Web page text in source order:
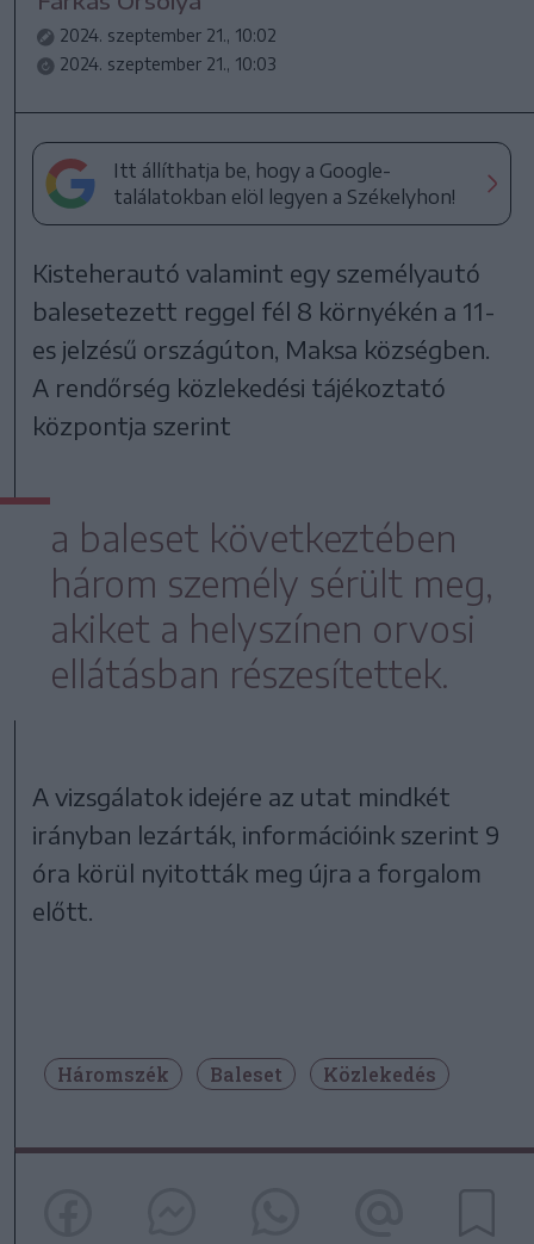
2024. szeptember 21., 10:02
2024. szeptember 21., 10:03
Itt állíthatja be, hogy a Google-
találatokban elöl legyen a Székelyhon!
Kisteherautó valamint egy személyautó
balesetezett reggel fél 8 környékén a 11-
es jelzésű országúton, Maksa községben.
A rendőrség közlekedési tájékoztató
központja szerint
a baleset következtében
három személy sérült meg,
akiket a helyszínen orvosi
ellátásban részesítettek.
A vizsgálatok idejére az utat mindkét
irányban lezárták, információink szerint 9
óra körül nyitották meg újra a forgalom
előtt.
Háromszék Baleset Közlekedés